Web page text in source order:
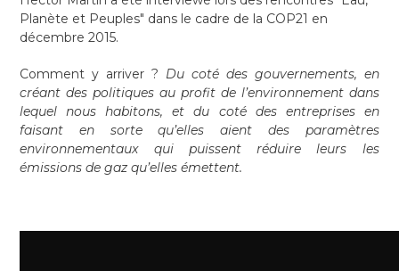
Planète et Peuples" dans le cadre de la COP21 en
décembre 2015.
Comment y arriver ? Du coté des gouvernements, en
créant des politiques au profit de l’environnement dans
lequel nous habitons, et du coté des entreprises en
faisant en sorte qu’elles aient des paramètres
environnementaux qui puissent réduire leurs les
émissions de gaz qu’elles émettent.